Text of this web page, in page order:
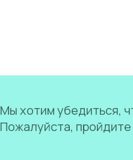
Мы хотим убедиться,
Пожалуйста,